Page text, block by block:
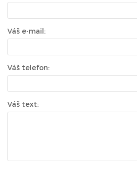
Váš e-mail:
Váš telefon:
Váš text: